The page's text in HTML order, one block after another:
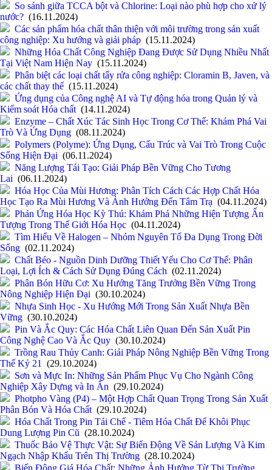
So sánh giữa TCCA bột và Chlorine: Loại nào phù hợp cho xử lý
nước? (16.11.2024)
Các sản phẩm hóa chất thân thiện với môi trường trong sản xuất
công nghiệp: Xu hướng và giải pháp (15.11.2024)
Những Hóa Chất Công Nghiệp Đang Được Sử Dụng Nhiều Nhất
Tại Việt Nam Hiện Nay (15.11.2024)
Phân biệt các loại chất tẩy rửa công nghiệp: Cloramin B, Javen, và
các chất thay thế (15.11.2024)
Ứng dụng của Công nghệ AI và Tự động hóa trong Quản lý và
Kiểm soát Hóa chất (14.11.2024)
Enzyme – Chất Xúc Tác Sinh Học Trong Cơ Thể: Khám Phá Vai
Trò Và Ứng Dụng (08.11.2024)
Polymers (Polyme): Ứng Dụng, Cấu Trúc và Vai Trò Trong Cuộc
Sống Hiện Đại (06.11.2024)
Năng Lượng Tái Tạo: Giải Pháp Bền Vững Cho Tương
Lai (06.11.2024)
Hóa Học Của Mùi Hương: Phân Tích Cách Các Hợp Chất Hóa
Học Tạo Ra Mùi Hương Và Ảnh Hưởng Đến Tâm Trạ (04.11.2024)
Phản Ứng Hóa Học Kỳ Thú: Khám Phá Những Hiện Tượng Ấn
Tượng Trong Thế Giới Hóa Học (04.11.2024)
Tìm Hiểu Về Halogen – Nhóm Nguyên Tố Đa Dụng Trong Đời
Sống (02.11.2024)
Chất Béo - Nguồn Dinh Dưỡng Thiết Yếu Cho Cơ Thể: Phân
Loại, Lợi Ích & Cách Sử Dụng Đúng Cách (02.11.2024)
Phân Bón Hữu Cơ: Xu Hướng Tăng Trưởng Bền Vững Trong
Nông Nghiệp Hiện Đại (30.10.2024)
Nhựa Sinh Học - Xu Hướng Mới Trong Sản Xuất Nhựa Bền
Vững (30.10.2024)
Pin Và Ắc Quy: Các Hóa Chất Liên Quan Đến Sản Xuất Pin
Công Nghệ Cao Và Ắc Quy (30.10.2024)
Trồng Rau Thủy Canh: Giải Pháp Nông Nghiệp Bền Vững Trong
Thế Kỷ 21
(29.10.2024)
Sơn và Mực In: Những Sản Phẩm Phục Vụ Cho Ngành Công
Nghiệp Xây Dựng và In Ấn (29.10.2024)
Photpho Vàng (P4) – Một Hợp Chất Quan Trọng Trong Sản Xuất
Phân Bón Và Hóa Chất (29.10.2024)
Hóa Chất Trong Pin Tái Chế - Tiêm Hóa Chất Để Khôi Phục
Dung Lượng Pin Cũ (28.10.2024)
Thuốc Bảo Vệ Thực Vật: Sự Biến Động Về Sản Lượng Và Kim
Ngạch Nhập Khẩu Trên Thị Trường (28.10.2024)
Biến Động Giá Hóa Chất: Những Ảnh Hưởng Từ Thị Trường